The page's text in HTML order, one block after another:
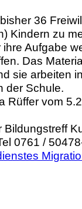
36
Kindern zu
Aufgabe
Das
sie arbeiten
der Schule.
Rüffer vom
Bildungstreff
0761 /